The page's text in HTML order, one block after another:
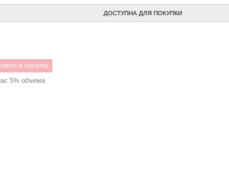
ДОСТУПНА ДЛЯ ПОКУПКИ
в корзину
5% объема